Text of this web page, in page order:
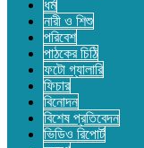
ধর্ম
নারী ও শিশু
পরিবেশ
পাঠকের চিঠি
ফটো গ্যালারি
ফিচার
বিনোদন
বিশেষ প্রতিবেদন
ভিডিও রিপোর্ট